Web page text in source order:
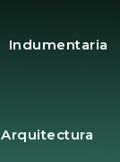
Indumentaria
Arquitectura